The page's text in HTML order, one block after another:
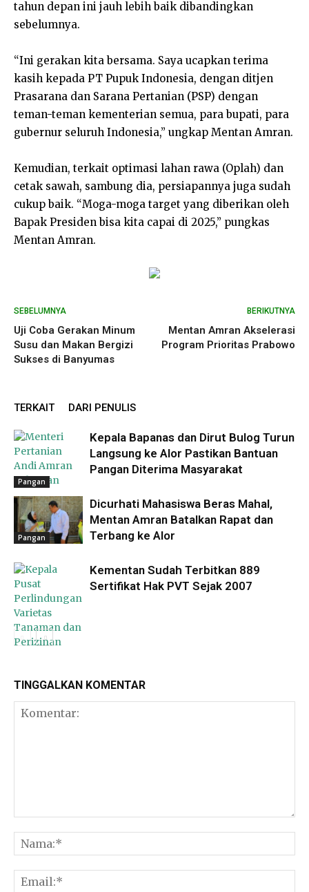
tahun depan ini jauh lebih baik dibandingkan
sebelumnya.
“Ini gerakan kita bersama. Saya ucapkan terima
kasih kepada PT Pupuk Indonesia, dengan ditjen
Prasarana dan Sarana Pertanian (PSP) dengan
teman-teman kementerian semua, para bupati, para
gubernur seluruh Indonesia,” ungkap Mentan Amran.
Kemudian, terkait optimasi lahan rawa (Oplah) dan
cetak sawah, sambung dia, persiapannya juga sudah
cukup baik. “Moga-moga target yang diberikan oleh
Bapak Presiden bisa kita capai di 2025,” pungkas
Mentan Amran.
SEBELUMNYA
Uji Coba Gerakan Minum
Susu dan Makan Bergizi
Sukses di Banyumas
BERIKUTNYA
Mentan Amran Akselerasi
Program Prioritas Prabowo
TERKAIT DARI PENULIS
Pangan
Kepala Bapanas dan Dirut Bulog Turun
Langsung ke Alor Pastikan Bantuan
Pangan Diterima Masyarakat
Pangan
Dicurhati Mahasiswa Beras Mahal,
Mentan Amran Batalkan Rapat dan
Terbang ke Alor
Kementan Sudah Terbitkan 889
Sertifikat Hak PVT Sejak 2007
TINGGALKAN KOMENTAR